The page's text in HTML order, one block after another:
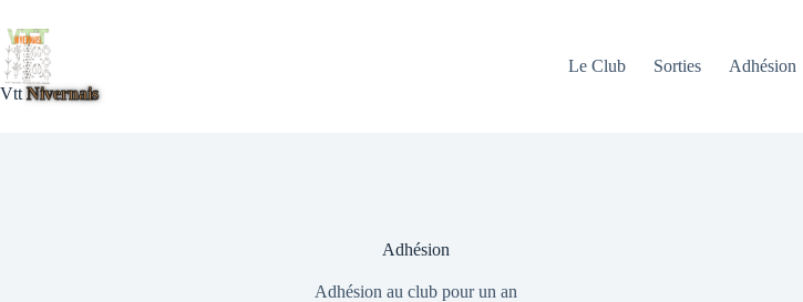
au
contenu
VttNivernais
Le Club Sorties Adhésion
Adhésion
Adhésion au club pour un an